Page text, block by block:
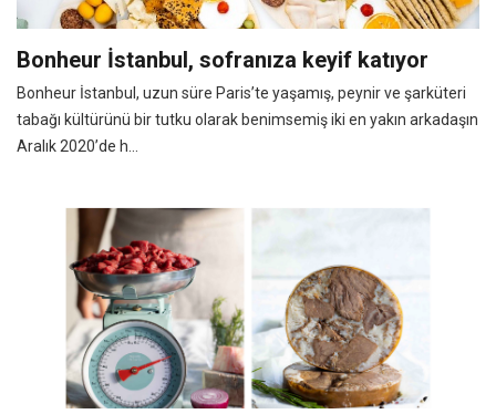
Bonheur İstanbul, sofranıza keyif katıyor
Bonheur İstanbul, uzun süre Paris’te yaşamış, peynir ve şarküteri
tabağı kültürünü bir tutku olarak benimsemiş iki en yakın arkadaşın
Aralık 2020’de h...